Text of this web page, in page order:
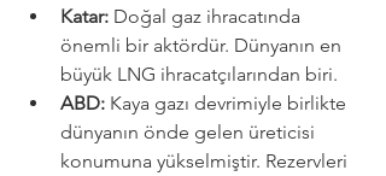
Katar: Doğal gaz ihracatında
önemli bir aktördür. Dünyanın en
büyük LNG ihracatçılarından biri.
ABD: Kaya gazı devrimiyle birlikte
dünyanın önde gelen üreticisi
konumuna yükselmiştir. Rezervleri